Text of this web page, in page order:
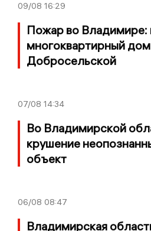
09/08 16:29
Пожар во Владимире:
многоквартирный
Добросельской
07/08 14:34
Во Владимирской
крушение
объект
06/08 08:47
Владимирская